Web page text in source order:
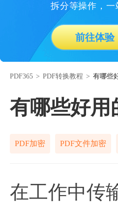
拆分等操作，
前往体验
PDF365 > PDF转换教程 > 有哪些
有哪些好用
PDF加密 PDF文件加密
在工作中传